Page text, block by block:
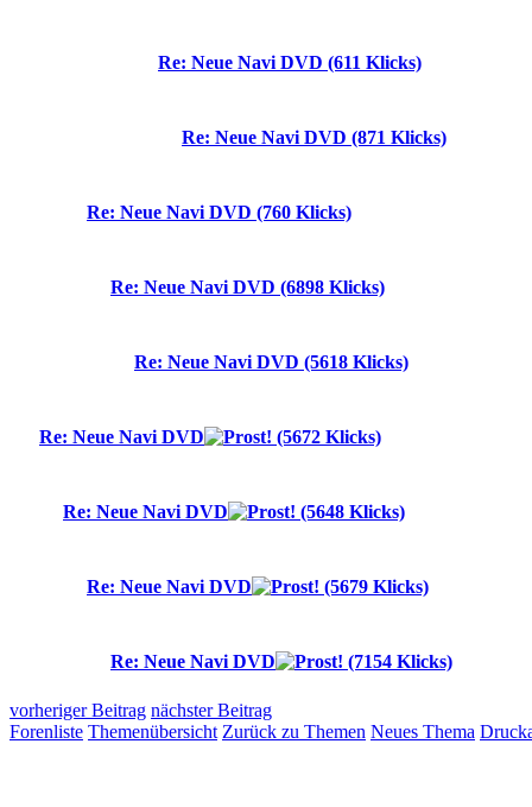
Re: Neue Navi DVD (611 Klicks)
Re: Neue Navi DVD (871 Klicks)
Re: Neue Navi DVD (760 Klicks)
Re: Neue Navi DVD (6898 Klicks)
Re: Neue Navi DVD (5618 Klicks)
Re: Neue Navi DVD (5672 Klicks)
Re: Neue Navi DVD (5648 Klicks)
Re: Neue Navi DVD (5679 Klicks)
Re: Neue Navi DVD (7154 Klicks)
vorheriger Beitrag nächster Beitrag
Forenliste Themenübersicht Zurück zu Themen Neues Thema